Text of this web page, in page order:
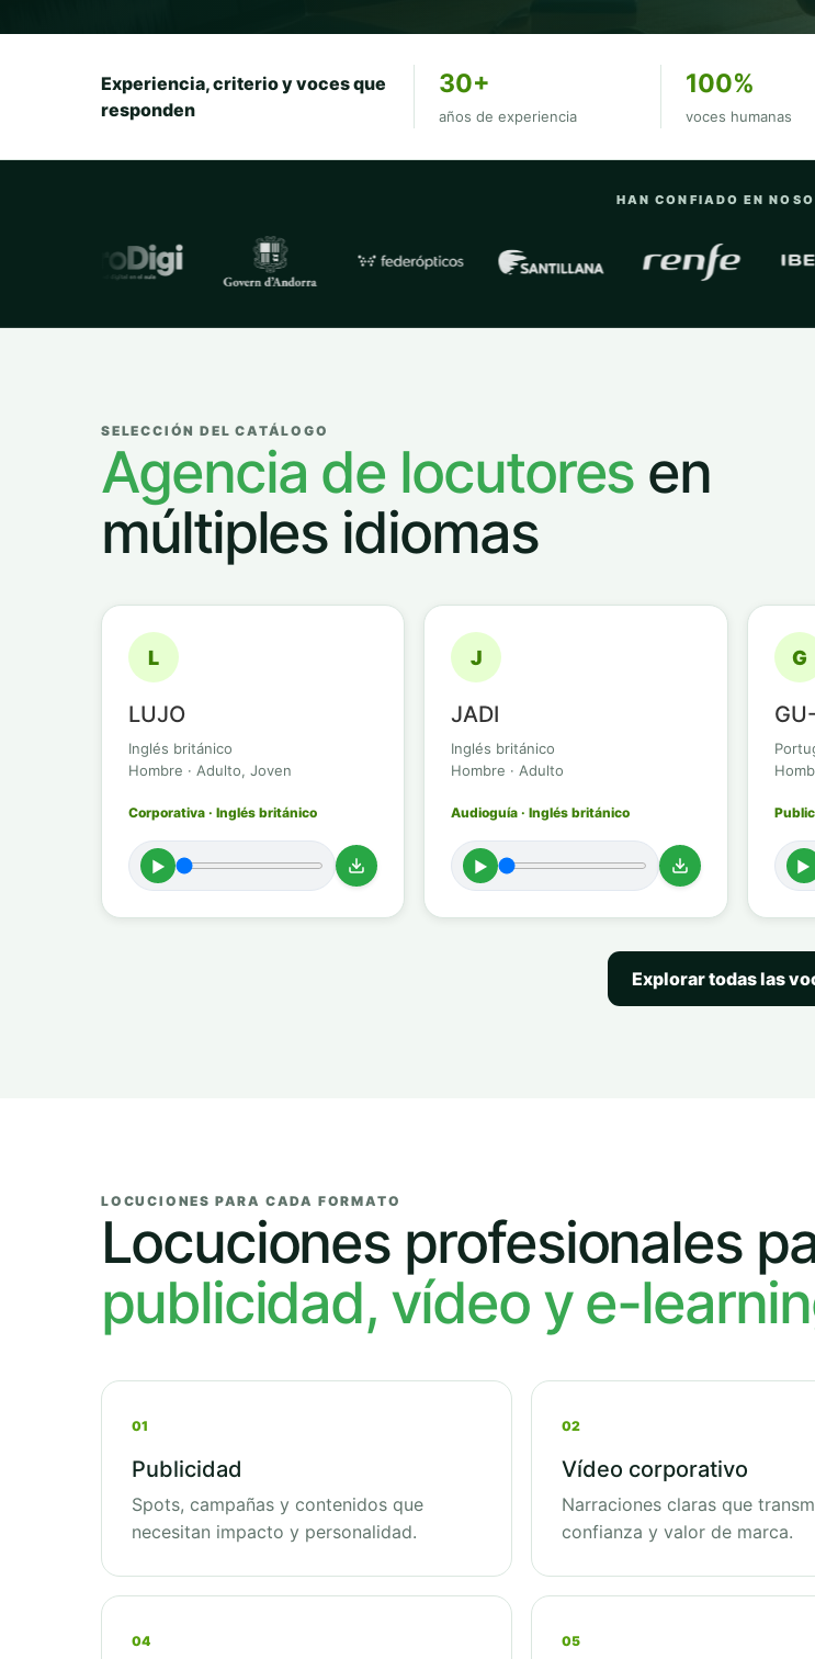
Experiencia, criterio y voces que
responden
30+
años de experiencia
100%
voces humanas
HAN CONFIADO EN
Empresas y organizaciones con las que
SELECCIÓN DEL CATÁLOGO
Agencia de locutores en
múltiples idiomas
L
LUJO
Inglés británico
Hombre · Adulto, Joven
Corporativa · Inglés británico
►
J
JADI
Inglés británico
Hombre · Adulto
Audioguía · Inglés británico
►
G
►
Explorar todas las
LOCUCIONES PARA CADA FORMATO
Locuciones profesionales
publicidad, vídeo y e-
01
Publicidad
Spots, campañas y contenidos que
necesitan impacto y personalidad.
02
Vídeo corporativo
Narraciones claras que
confianza y valor de marca.
04 05